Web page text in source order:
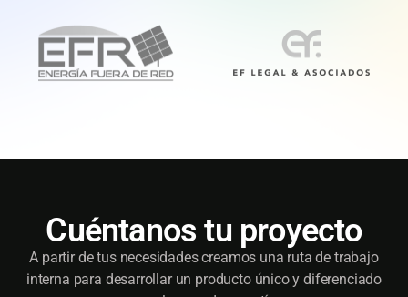
Cuéntanos tu proyecto
A partir de tus necesidades creamos una ruta de trabajo
interna para desarrollar un producto único y diferenciado